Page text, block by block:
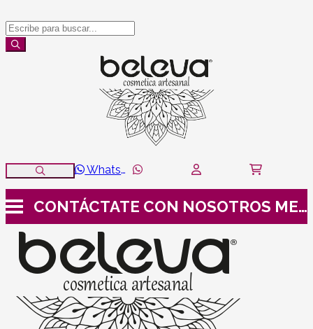
WhatsApp
CONTÁCTATE CON NOSOTROS MENÚ